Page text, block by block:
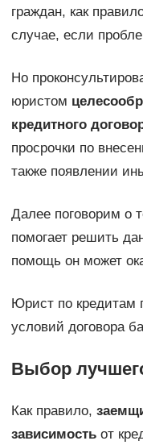
граждан, как
случае, если
Но
юристом
кредитного
просрочки по
также появлении
Далее поговорим о
помогает решить
помощь он может
Юрист по кредитам
условий договора
Выбор
Как правило,
зависимостьот